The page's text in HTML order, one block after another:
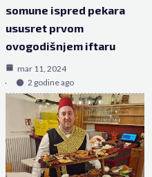
somune ispred pekara
ususret prvom
ovogodišnjem iftaru
mar 11, 2024
2 godine ago